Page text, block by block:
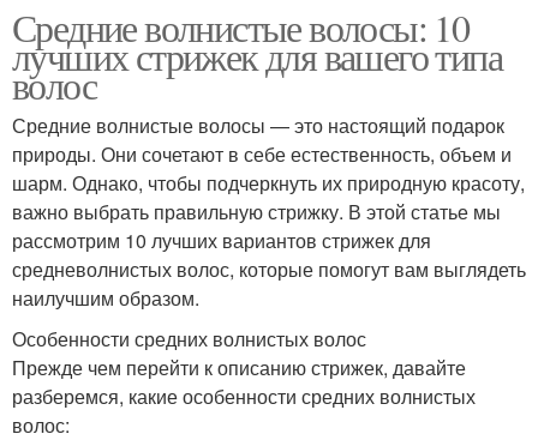
Средние волнистые волосы: 10
лучших стрижек для вашего типа
волос
Средние волнистые волосы — это настоящий подарок
природы. Они сочетают в себе естественность, объем и
шарм. Однако, чтобы подчеркнуть их природную красоту,
важно выбрать правильную стрижку. В этой статье мы
рассмотрим 10 лучших вариантов стрижек для
средневолнистых волос, которые помогут вам выглядеть
наилучшим образом.
Особенности средних волнистых волос
Прежде чем перейти к описанию стрижек, давайте
разберемся, какие особенности средних волнистых
волос: